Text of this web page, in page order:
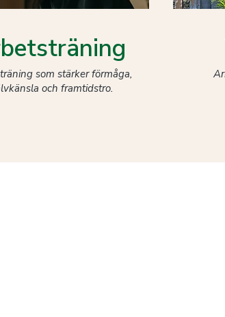
som stärker förmåga,
och framtidstro.